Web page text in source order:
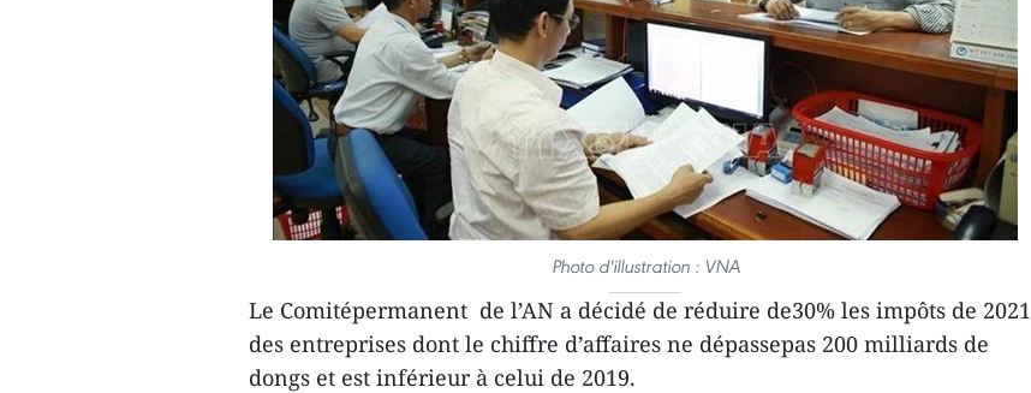
Photo d'illustration : VNA
Le Comitépermanent de l’AN a décidé de réduire de30% les impôts de 2021
des entreprises dont le chiffre d’affaires ne dépassepas 200 milliards de
dongs et est inférieur à celui de 2019.